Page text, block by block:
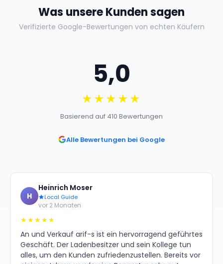
Was unsere Kunden sagen
Verifizierte Google-Bewertungen von echten Käufern
5,0
★★★★★
Basierend auf 410 Bewertungen
Alle Bewertungen bei Google
H
Heinrich Moser
Local Guide
vor 2 Monaten
★★★★★
An und Verkauf arif-s ist ein hervorragend geführtes
Geschäft. Der Ladenbesitzer und sein Kollege tun
alles, um den Kunden zufriedenzustellen. Bereits vor